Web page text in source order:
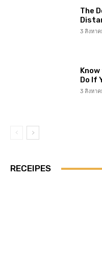
The
3 สิงหา
Do If
3 สิงหา
RECEIPES